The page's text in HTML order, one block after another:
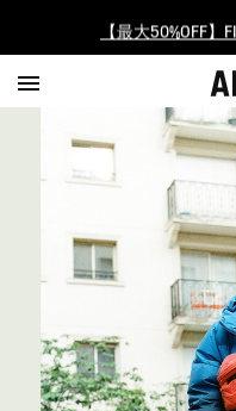
【最大50%OFF】
ログイン/会員
AIGLE CLUB ポイ
【8/16まで】セー
【最大50%OFF】
ログイン/会員
AIGLE CLUB ポイ